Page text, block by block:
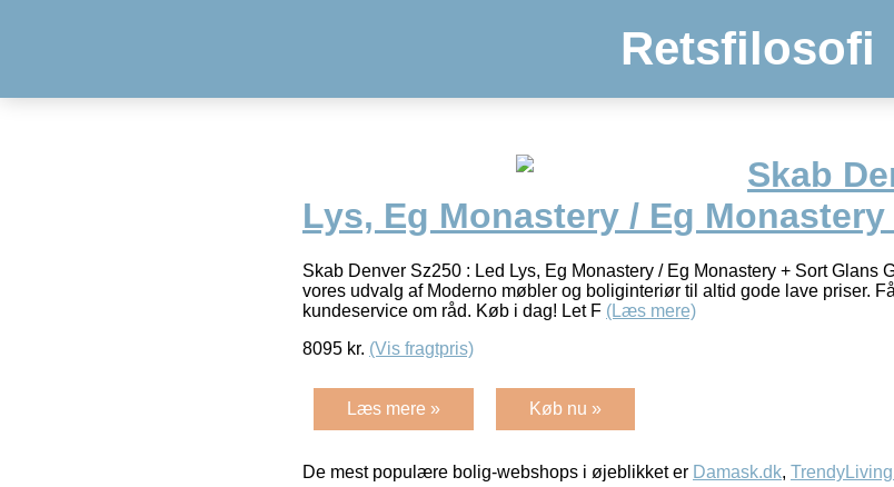
Retsfilosofi
Skab
Lys, Eg Monastery / Eg
Skab Denver Sz250 : Led Lys, Eg Monastery / Eg Monastery + Sort Glans
vores udvalg af Moderno møbler og boliginteriør til altid gode lave priser.
kundeservice om råd. Køb i dag! Let F (Læs mere)
8095 kr. (Vis fragtpris)
Læs mere » Køb nu »
De mest populære bolig-webshops i øjeblikket er Damask.dk,